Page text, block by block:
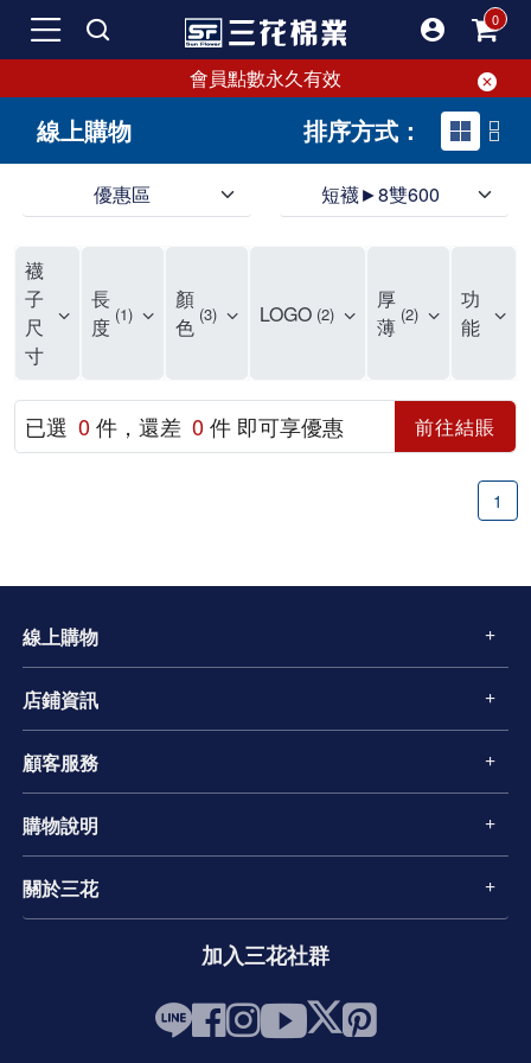
會員點數永久有效
線上購物 排序方式：
優惠區 短襪►8雙600
在尋找CP值高的好襪嗎？千萬不要錯過三花優質襪！擁有50多年的品質保證。三花提供防磨舒適襪子，專為運動、休閒和工作設計。各種款式應有盡有，現在好襪8雙500元起三花嚴選新鮮優質棉製襪，經過七道製襪工序，展現出吸汗透氣、彈性好、伸縮性佳、耐穿耐磨等優異特性。三花襪子曾榮獲國家玉山獎，品質無需擔心，絕對是您值得擁有的好襪。
不再為襪子煩惱！三花提供全家人所需的優質襪子。保持足部乾爽舒適，告別濕黏悶熱，享受透氣舒爽。各種款式滿足您每日穿搭需求，高品質製造，符合您對襪子的高標準。
三花襪子嚴選優質棉料，吸汗透氣，符合人體工學，不易滑動，是日常必備。50年專業改良，穿上即可感受精湛工藝，舒適時尚兼備，三花襪子是最好的選擇。無論流行設計或經典款式，三花襪子都能滿足需求，讓你每天享受絕佳穿著感受。
我是個超級襪控。大多數女生可能需要很多鞋子，但我更偏愛襪子。鞋襪本一家，但我覺得一雙好看的襪子會蓋過鞋子的風采，大家的焦點還是會落在襪子上。而且襪子比鞋子便宜很多，一雙鞋1000元，誇張一點可以買20雙襪子，滿足蒐集癖好也不會心疼。 我的襪子非常多，衣櫃裡有兩個大抽屜專門放襪子，還有內部分隔。因為襪子的種類很多，有長、短、中筒、隱形、傳統、五指等，身為資深襪控，真的需要好好將這些襪子分門別類。 要把襪子穿得好，其實不簡單，比穿對鞋子難多了。襪子有時是主角，有時是配角，更多時候甚至不是個咖。現在流行穿到小腿肚的襪子，但小腿肌肉過於發達的人穿這種襪子會顯得小腿粗。襪子對整體穿衣的氣質影響很大，長得仙氣的女生適合穿純色系的襪子，因為她們的臉已經夠吸睛了。如果穿搭比較素，長得沒那麼仙的話，可以搭配色彩及圖案浮誇的襪子，把重點放在襪子上。 隱形襪剛流行時大家一窩蜂穿，這幾年各式圖案的襪子又強勢回歸，這種襪子很美但穿搭難度高。這種襪子適合大多數人，穿短裙、短褲時，搭配衣服的重點色系露出來的襪子，會讓整體多一點層次感。小腿細的人穿及膝裙搭配這種襪子也很適合，小腿粗的則在露大腿時穿這種襪子，能轉移視覺焦點。 除了用長度分類襪子外，我還會用場合來分。會露出來穿的襪子與不會外露的襪子。會外露的襪子基本上不是全素就是有特殊圖案的，很值得大家瞧瞧。不會外露的襪子就是那種耐穿耐磨的，只需要堅韌不易破，外觀不要太醜就好。還有一種襪子是專門買來磨鞋子穿的，有些新鞋很磨腳，不穿襪肯定會流血，所以我會故意買厚又紮實的襪子來搭配新鞋穿，馴鞋的概念。 我媽常笑我說我的襪子可以襪襪相連到天邊，如果把我的襪子全部串起來，應該可以跟101一樣高。有些襪子很美，捨不得穿，因為穿過、洗過一定會變鬆變薄，有時會破，真的捨不得。但一直把襪子收藏在衣櫃不穿也很可惜，所以我還是會穿，但一定會留下穿這襪子的照片，當作紀念。 襪子是消耗品，正常來說1~1.5年就應該更換，因為襪子會吸收很多腳汗，雖然每次穿完都會清洗，但無法完全阻止細菌滋生。能穿上這麼久的襪子也算很耐穿了。因為我腳型的關係，大拇指比較長，加上喜歡走路，襪子磨損比較多，所以一般襪子能完好無缺穿上6-8個月已經很厲害了。 不知道大家有沒有發現，明明一起丟進洗衣機的襪子，常常會消失一隻，只剩一隻襪子，到處找都找不到。以前會生氣把僅剩的一隻襪子丟了，但現在覺得太浪費，所以會大膽穿上兩隻不同的襪子，一隻腳一種襪子，兩隻腳不一樣的襪子。反正不會拖鞋子，不一樣的襪子應該也不會怎樣，就算真的脫鞋了，好像也不太會有人注意到。 最後提醒大家，買襪子要注重品質與舒適。一雙襪子有幾千元的也有10元的，圖案好不好看看個人品味，但足部要承受全身重量，穿著襪子的時間又長，買雙好襪子保護雙足真的不能小氣。有時圖案很美的襪子因為有大片印刷在襪身，襪子變很硬，長時間摩擦皮膚不好，這樣的襪子就算了吧。不要因為襪子便宜就委屈了自己的腳。還是呼籲一下，多支持台灣的襪品牌，太多國外品牌的夾殺讓襪市場很競爭，能盡點力量促進台灣市場交易，也是不錯的。
襪
子
尺
寸
長
度 1
顏
色 3 LOGO 2
厚
薄 2
功
能
已選 0件，還差 0件 即可享優惠 前往結賬
1
線上購物
店鋪資訊
顧客服務
購物說明
關於三花
加入三花社群